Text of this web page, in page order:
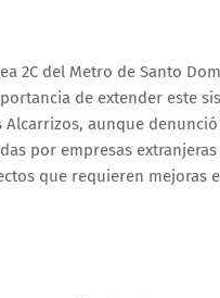
2C del Metro de Santo
de extender este
Alcarrizos, aunque
por empresas extranjeras
que requieren mejoras